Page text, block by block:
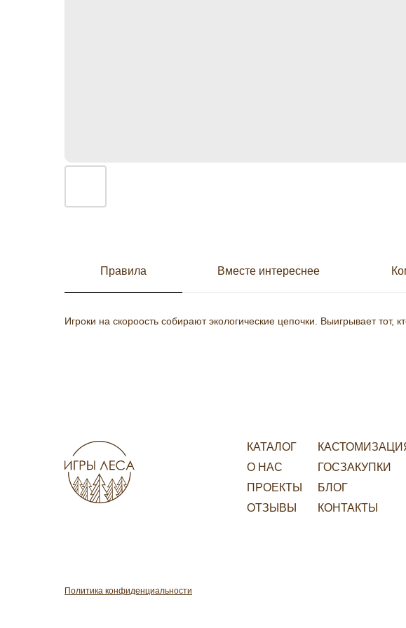
Правила Вместе интереснее
Игроки на скороость собирают экологические цепочки. Выигрывает тот,
КАТАЛОГ
О НАС
ОТЗЫВЫ
ПРОЕКТЫ
ГОСЗАКУПКИ
БЛОГ
КОНТАКТЫ
Политика конфиденциальности